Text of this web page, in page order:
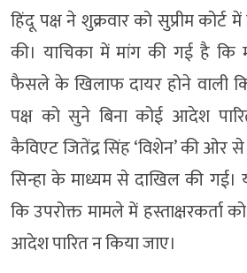
हिंदू पक्ष ने शुक्रवार को सुप्रीम कोर्ट
की। याचिका में मांग की गई है कि
फैसले के खिलाफ दायर होने वाली
पक्ष को सुने बिना कोई आदेश
कैविएट जितेंद्र सिंह ‘विशेन’ की ओर
सिन्हा के माध्यम से दाखिल की गई।
कि उपरोक्त मामले में हस्ताक्षरकर्ता
आदेश पारित न किया जाए।